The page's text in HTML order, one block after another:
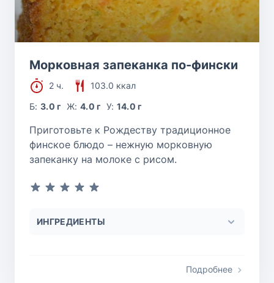
Морковная запеканка по-фински
2 ч.
103.0 ккал
Б:3.0 г Ж: 4.0 г У: 14.0 г
Приготовьте к Рождеству традиционное
финское блюдо – нежную морковную
запеканку на молоке с рисом.
ИНГРЕДИЕНТЫ
Подробнее